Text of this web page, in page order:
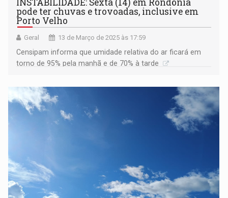
INSTABILIDADE: Sexta (14) em Rondônia
pode ter chuvas e trovoadas, inclusive em
Porto Velho
Geral 13 de Março de 2025 às 17:59
Censipam informa que umidade relativa do ar ficará em
torno de 95% pela manhã e de 70% à tarde